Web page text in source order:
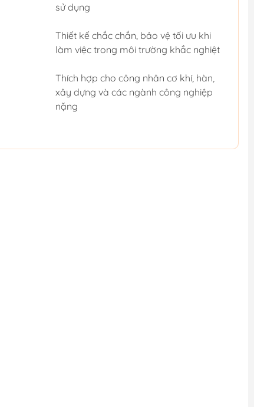
sử dụng
Thiết kế chắc chắn, bảo vệ tối ưu khi
làm việc trong môi trường khắc nghiệt
Thích hợp cho công nhân cơ khí, hàn,
xây dựng và các ngành công nghiệp
nặng